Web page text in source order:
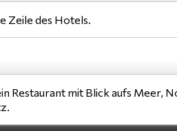
Zeile des Hotels.
Restaurant mit Blick aufs Meer,